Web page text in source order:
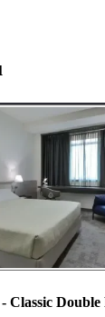
Double